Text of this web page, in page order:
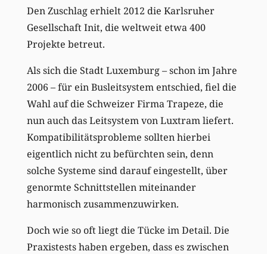
Den Zuschlag erhielt 2012 die Karlsruher
Gesellschaft Init, die weltweit etwa 400
Projekte betreut.
Als sich die Stadt Luxemburg – schon im Jahre
2006 – für ein Busleitsystem entschied, fiel die
Wahl auf die Schweizer Firma Trapeze, die
nun auch das Leitsystem von Luxtram liefert.
Kompatibilitätsprobleme sollten hierbei
eigentlich nicht zu befürchten sein, denn
solche Systeme sind darauf eingestellt, über
genormte Schnittstellen miteinander
harmonisch zusammenzuwirken.
Doch wie so oft liegt die Tücke im Detail. Die
Praxistests haben ergeben, dass es zwischen